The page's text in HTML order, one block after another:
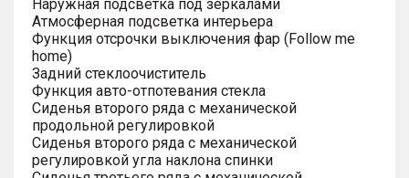
Наружная подсветка под зеркалами
Атмосферная подсветка интерьера
Функция отсрочки выключения фар (Follow me
home)
Задний стеклоочиститель
Функция авто-отпотевания стекла
Сиденья второго ряда с механической
продольной регулировкой
Сиденья второго ряда с механической
регулировкой угла наклона спинки